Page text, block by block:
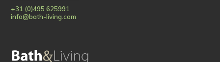
+31 (0)495 625991
info@bath-living.com